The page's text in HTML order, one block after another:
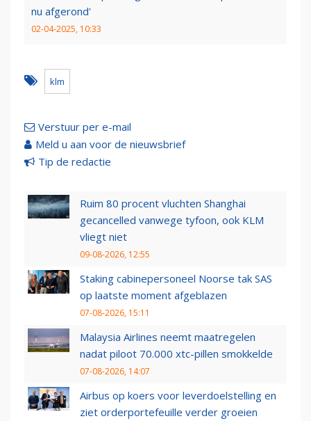
nu afgerond'
02-04-2025, 10:33
klm
Verstuur per e-mail
Meld u aan voor de nieuwsbrief
Tip de redactie
Ruim 80 procent vluchten Shanghai
gecancelled vanwege tyfoon, ook KLM
vliegt niet
09-08-2026, 12:55
Staking cabinepersoneel Noorse tak SAS
op laatste moment afgeblazen
07-08-2026, 15:11
Malaysia Airlines neemt maatregelen
nadat piloot 70.000 xtc-pillen smokkelde
07-08-2026, 14:07
Airbus op koers voor leverdoelstelling en
ziet orderportefeuille verder groeien